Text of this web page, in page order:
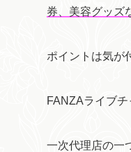
券、美容グッズ
ポイントは気が
FANZAライブ
一次代理店の一